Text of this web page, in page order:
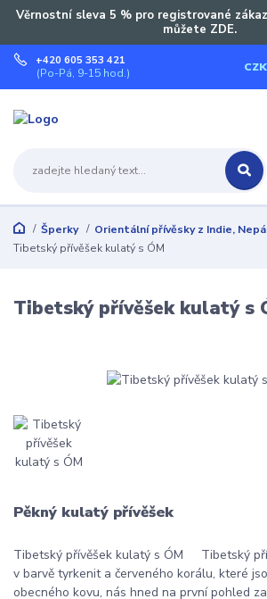
Věrnostní sleva 5 % pro registrované
můžete ZDE.
CZK
+420 605 353 421
(Po-Pá, 9-15 hod.)
Šperky
Orientální přívěsky z Indie,
Tibetský přívěšek kulatý s ÓM
Tibetský přívěšek kulatý s
Pěkný kulatý přívěšek
Tibetský přívěšek kulatý s ÓM Tibetský
v barvě tyrkenit a červeného korálu, které
obecného kovu, nás hned na první pohled